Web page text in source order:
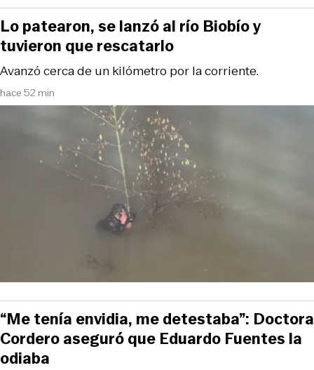
hace 52 min
Avanzó cerca de un kilómetro por la corriente.
Lo patearon, se lanzó al río Biobío y
tuvieron que rescatarlo
“Me tenía envidia, me detestaba”: Doctora
Cordero aseguró que Eduardo Fuentes la
odiaba